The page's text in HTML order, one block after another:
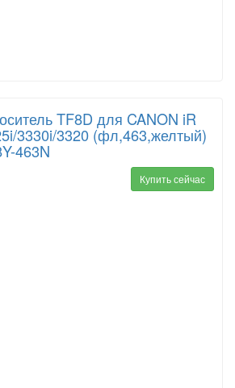
TF8D для CANON iR
3330i/3320 (фл,463,желтый)
463N
Купить сейчас